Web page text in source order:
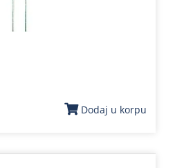
Dodaj u korpu